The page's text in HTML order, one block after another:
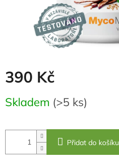
390 Kč
Měrná
cena:
Skladem (>5 ks)
Přidat do košíku